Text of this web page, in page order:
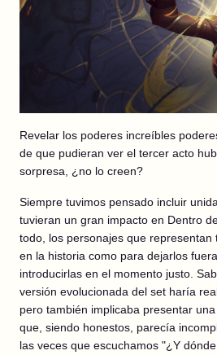
Revelar los poderes increíbles
de que pudieran ver el tercer acto
sorpresa, ¿no lo creen?
Siempre tuvimos pensado incluir
tuvieran un gran impacto en Dentro
todo, los personajes que
en la historia como para dejarlos
introducirlas en el momento justo.
versión evolucionada del set haría
pero también implicaba presentar
que, siendo honestos, parecía
las veces que escuchamos "¿Y